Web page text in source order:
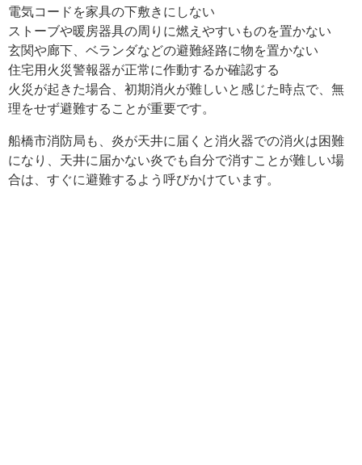
電気コードを家具の下敷きにしない
ストーブや暖房器具の周りに燃えやすいものを置かない
玄関や廊下、ベランダなどの避難経路に物を置かない
住宅用火災警報器が正常に作動するか確認する
火災が起きた場合、初期消火が難しいと感じた時点で、無
理をせず避難することが重要です。
船橋市消防局も、炎が天井に届くと消火器での消火は困難
になり、天井に届かない炎でも自分で消すことが難しい場
合は、すぐに避難するよう呼びかけています。